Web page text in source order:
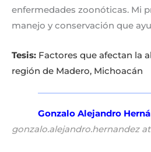
enfermedades zoonóticas. Mi
manejo y conservación que
Tesis: Factores que afectan la
región de Madero, Michoacán
Gonzalo Alejandro
gonzalo.alejandro.hernandez